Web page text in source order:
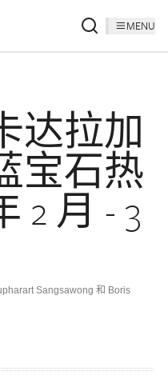
MENU
达拉加
宝石热
2 月 - 3
Sangsawong 和 Boris